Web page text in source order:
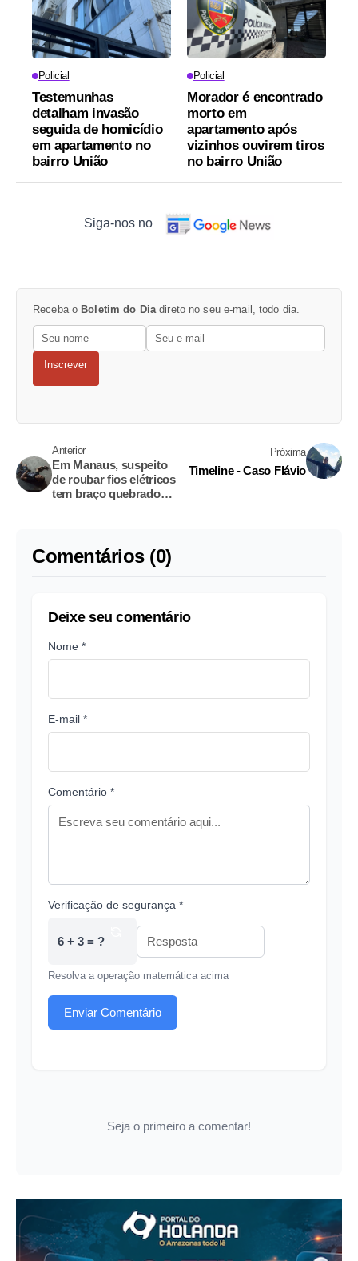
Policial
Testemunhas
detalham invasão
seguida de homicídio
em apartamento no
bairro União
Policial
Morador é encontrado
morto em
apartamento após
vizinhos ouvirem tiros
no bairro União
Siga-nos no
Receba o Boletim do Dia direto no seu e-mail, todo dia.
Inscrever
Anterior
Em Manaus, suspeito
de roubar fios elétricos
tem braço quebrado
Próxima
Timeline - Caso Flávio
Comentários (0)
Deixe seu comentário
Nome *
E-mail *
Comentário *
Verificação de segurança *
6 + 3 = ?
Resolva a operação matemática acima
Enviar Comentário
Seja o primeiro a comentar!